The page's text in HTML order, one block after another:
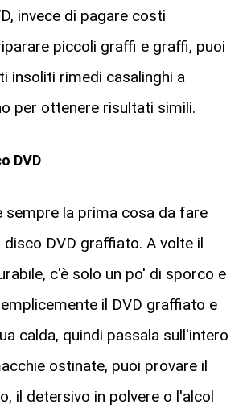
invece di pagare costi
piccoli graffi e graffi, puoi
insoliti rimedi casalinghi a
per ottenere risultati simili.
DVD
sempre la prima cosa da fare
disco DVD graffiato. A volte il
c'è solo un po' di sporco e
il DVD graffiato e
calda, quindi passala sull'intero
ostinate, puoi provare il
il detersivo in polvere o l'alcol